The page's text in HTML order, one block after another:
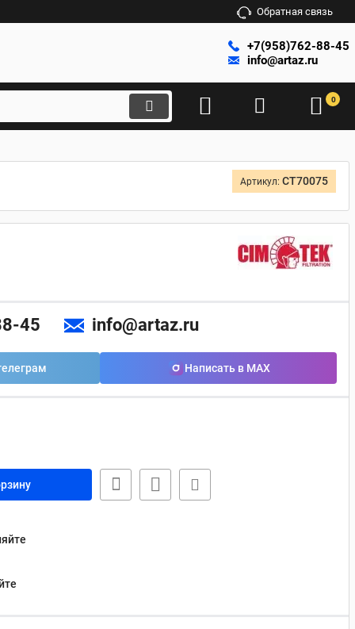
Обратная связь
+7(958)762-88-45
info@artaz.ru
0
Артикул: CT70075
45 info@artaz.ru
Написать в MAX